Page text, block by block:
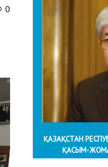
0
ҚАЗАҚСТАН
ҚАСЫМ-